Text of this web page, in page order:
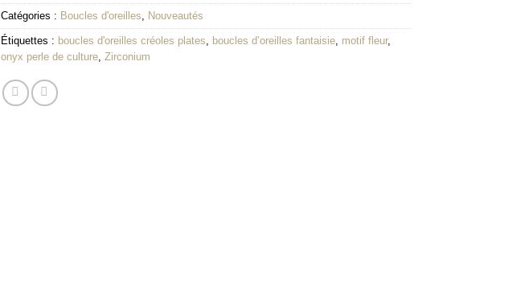
Catégories : Boucles d'oreilles Nouveautés
Étiquettes : boucles d'oreilles créoles plates boucles d’oreilles fantaisie motif fleur,
onyx perle de culture Zirconium